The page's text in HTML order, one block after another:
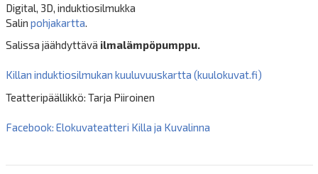
Digital, 3D, induktiosilmukka
Salin pohjakartta
Salissa jäähdyttävä ilmalämpöpumppu.
Killan induktiosilmukan kuuluvuuskartta (kuulokuvat.fi)
Teatteripäällikkö: Tarja Piiroinen
Facebook: Elokuvateatteri Killa ja Kuvalinna